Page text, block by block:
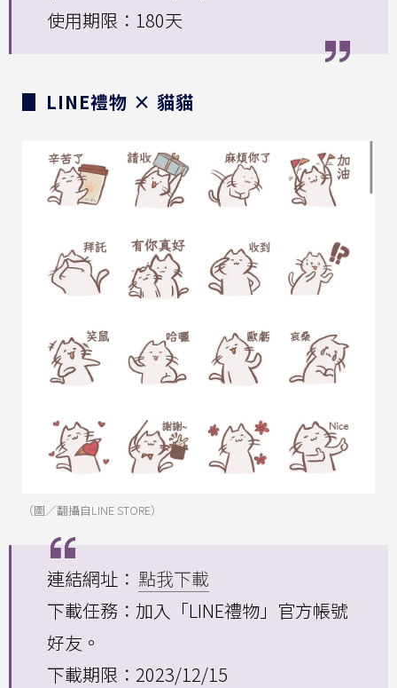
使用期限：180天
▊ LINE禮物 × 貓貓
（圖／翻攝自LINE STORE）
連結網址： 點我下載
下載任務：加入「LINE禮物」官方帳號
好友。
下載期限：2023/12/15